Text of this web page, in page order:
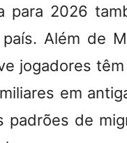
para 2026
Além de
jogadores
em
de